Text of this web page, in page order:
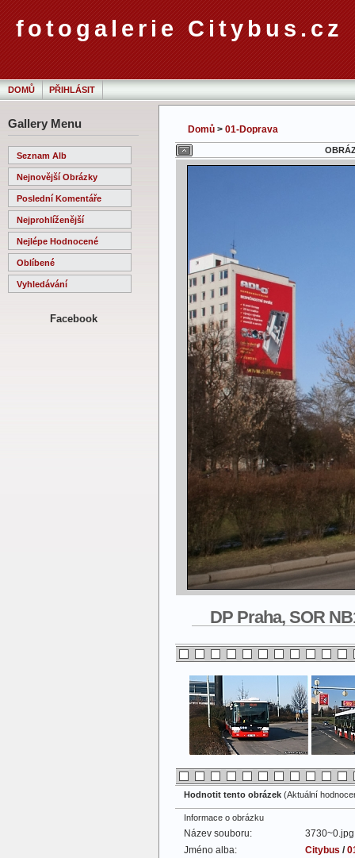
fotogalerie Citybus.cz
DOMŮ PŘIHLÁSIT
Gallery Menu
Seznam Alb
Nejnovější Obrázky
Poslední Komentáře
Nejprohlíženější
Nejlépe Hodnocené
Oblíbené
Vyhledávání
Facebook
Domů > 01-Doprava
DP Praha, SOR
Hodnotit tento obrázek (Aktuální
Informace o obrázku
Název souboru:
3730~0.jpg
Jméno alba:
Citybus /